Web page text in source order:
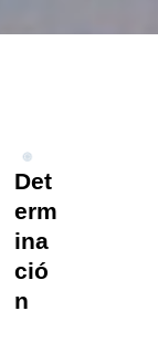
Det
erm
ina
ció
n